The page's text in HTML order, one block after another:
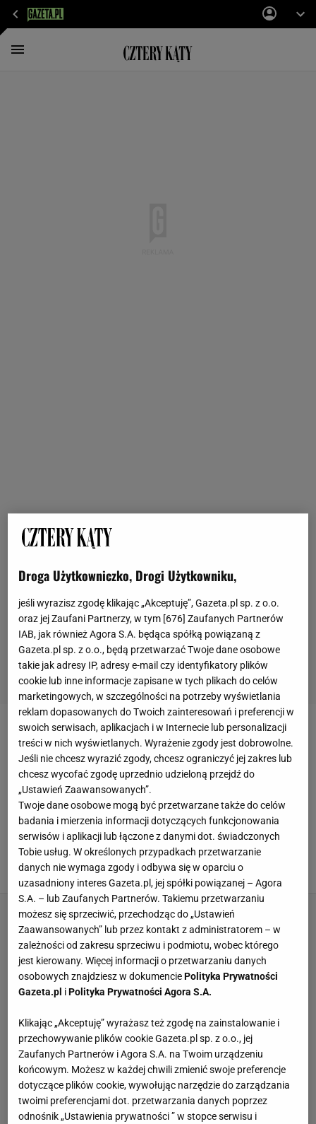
Małgorzata Duży
WSZYSTKIE ARTYKUŁY
Co zrobić z nadmiarem cukinii? Te pomysły cię
zaskoczą
23 SIERPNIA 2022, 11:33
Droga Użytkowniczko, Drogi Użytkowniku,
jeśli wyrazisz zgodę klikając „Akceptuję”, Gazeta.pl sp. z o.o.
oraz jej Zaufani Partnerzy, w tym [676] Zaufanych Partnerów
IAB, jak również Agora S.A. będąca spółką powiązaną z
Gazeta.pl sp. z o.o., będą przetwarzać Twoje dane osobowe
takie jak adresy IP, adresy e-mail czy identyfikatory plików
cookie lub inne informacje zapisane w tych plikach do celów
marketingowych, w szczególności na potrzeby wyświetlania
reklam dopasowanych do Twoich zainteresowań i preferencji w
swoich serwisach, aplikacjach i w Internecie lub personalizacji
treści w nich wyświetlanych. Wyrażenie zgody jest dobrowolne.
Jeśli nie chcesz wyrazić zgody, chcesz ograniczyć jej zakres lub
chcesz wycofać zgodę uprzednio udzieloną przejdź do
„Ustawień Zaawansowanych”.
Twoje dane osobowe mogą być przetwarzane także do celów
badania i mierzenia informacji dotyczących funkcjonowania
serwisów i aplikacji lub łączone z danymi dot. świadczonych
Tobie usług. W określonych przypadkach przetwarzanie
danych nie wymaga zgody i odbywa się w oparciu o
uzasadniony interes Gazeta.pl, jej spółki powiązanej – Agora
S.A. – lub Zaufanych Partnerów. Takiemu przetwarzaniu
możesz się sprzeciwić, przechodząc do „Ustawień
Zaawansowanych” lub przez kontakt z administratorem – w
zależności od zakresu sprzeciwu i podmiotu, wobec którego
jest kierowany. Więcej informacji o przetwarzaniu danych
osobowych znajdziesz w dokumenciePolityka Prywatności
Gazeta.pl iPolityka Prywatności Agora S.A.
Klikając „Akceptuję” wyrażasz też zgodę na zainstalowanie i
przechowywanie plików cookie Gazeta.pl sp. z o.o., jej
Zaufanych Partnerów i Agora S.A. na Twoim urządzeniu
końcowym. Możesz w każdej chwili zmienić swoje preferencje
dotyczące plików cookie, wywołując narzędzie do zarządzania
twoimi preferencjami dot. przetwarzania danych poprzez
odnośnik „Ustawienia prywatności ” w stopce serwisu i